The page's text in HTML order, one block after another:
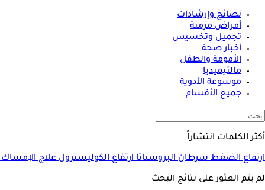
نصائح وإرشادات
أمراض مزمنة
تجميل وتخسيس
أخبار صحة
الأمومة والطفل
مالتيميديا
موسوعة الأدوية
جميع الأقسام
أكثر الكلمات انتشاراً
ارتفاع الضغطسرطان البروستاتاارتفاع الكوليسترولعلاج
لم يتم العثور على نتائج البحث